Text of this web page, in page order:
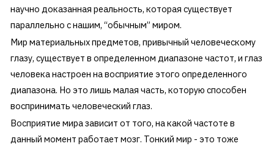
научно доказанная реальность, которая существует
параллельно с нашим, “обычным” миром.
Мир материальных предметов, привычный человеческому
глазу, существует в определенном диапазоне частот, и глаз
человека настроен на восприятие этого определенного
диапазона. Но это лишь малая часть, которую способен
воспринимать человеческий глаз.
Восприятие мира зависит от того, на какой частоте в
данный момент работает мозг. Тонкий мир - это тоже